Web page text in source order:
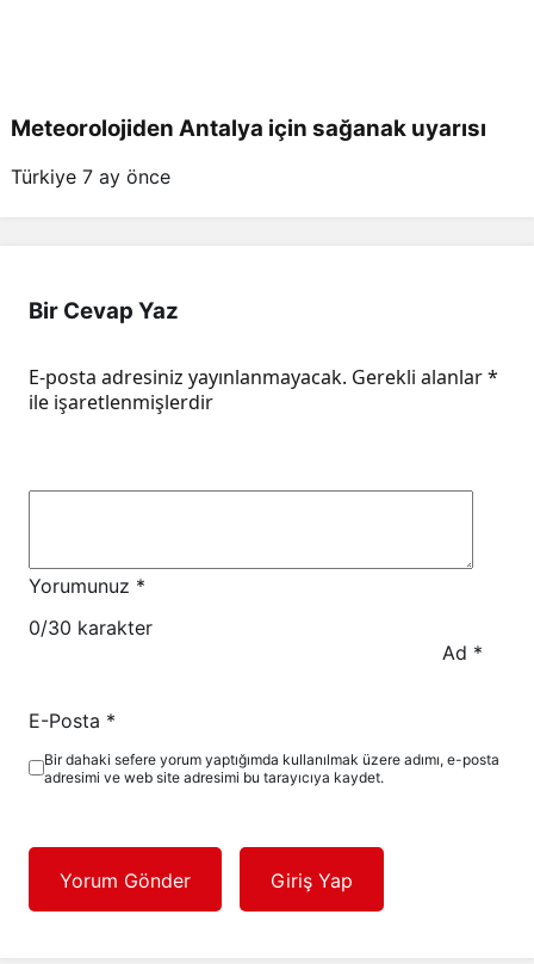
Meteorolojiden Antalya için sağanak uyarısı
Türkiye 7 ay önce
Bir Cevap Yaz
E-posta adresiniz yayınlanmayacak. Gerekli alanlar*
ile işaretlenmişlerdir
Yorumunuz *
0/30 karakter
Ad *
E-Posta *
Bir dahaki sefere yorum yaptığımda kullanılmak üzere adımı, e-posta
adresimi ve web site adresimi bu tarayıcıya kaydet.
Yorum Gönder Giriş Yap